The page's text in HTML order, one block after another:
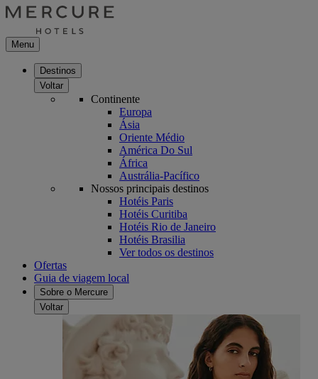
Menu
Destinos
Voltar
Continente
Europa
Ásia
Oriente Médio
América Do Sul
África
Austrália-Pacífico
Nossos principais destinos
Hotéis Paris
Hotéis Curitiba
Hotéis Rio de Janeiro
Hotéis Brasilia
Ver todos os destinos
Ofertas
Guia de viagem local
Sobre o Mercure
Voltar